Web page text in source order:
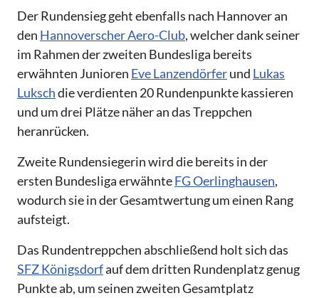
Der Rundensieg geht ebenfalls nach Hannover an
den Hannoverscher Aero-Club, welcher dank seiner
im Rahmen der zweiten Bundesliga bereits
erwähnten Junioren Eve Lanzendörferund Lukas
Lukschdie verdienten 20 Rundenpunkte kassieren
und um drei Plätze näher an das Treppchen
heranrücken.
Zweite Rundensiegerin wird die bereits in der
ersten Bundesliga erwähnteFG Oerlinghausen,
wodurch sie in der Gesamtwertung um einen Rang
aufsteigt.
Das Rundentreppchen abschließend holt sich das
SFZ Königsdorfauf dem dritten Rundenplatz genug
Punkte ab, um seinen zweiten Gesamtplatz